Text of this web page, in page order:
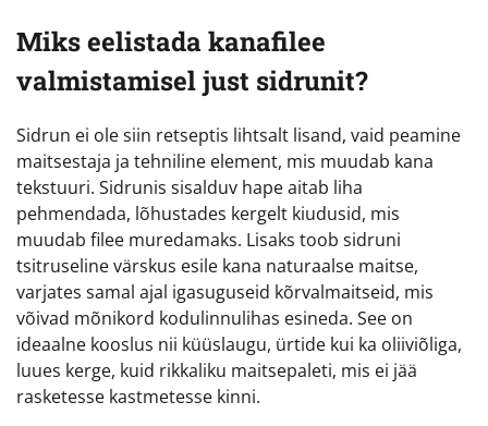
Miks eelistada kanafilee
valmistamisel just sidrunit?
Sidrun ei ole siin retseptis lihtsalt lisand, vaid peamine
maitsestaja ja tehniline element, mis muudab kana
tekstuuri. Sidrunis sisalduv hape aitab liha
pehmendada, lõhustades kergelt kiudusid, mis
muudab filee muredamaks. Lisaks toob sidruni
tsitruseline värskus esile kana naturaalse maitse,
varjates samal ajal igasuguseid kõrvalmaitseid, mis
võivad mõnikord kodulinnulihas esineda. See on
ideaalne kooslus nii küüslaugu, ürtide kui ka oliiviõliga,
luues kerge, kuid rikkaliku maitsepaleti, mis ei jää
rasketesse kastmetesse kinni.